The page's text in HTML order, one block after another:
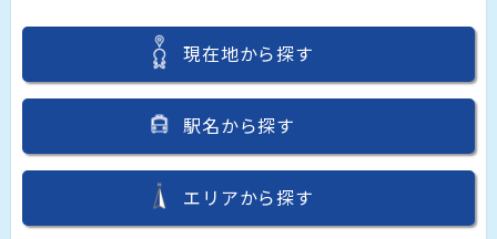
現在地から探す
駅名から探す
エリアから探す